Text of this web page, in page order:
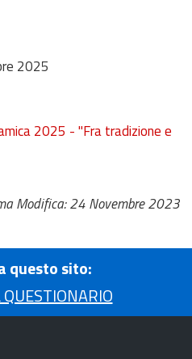
2025
2025 - "Fra tradizione e
Modifica: 24 Novembre 2023
questo sito: